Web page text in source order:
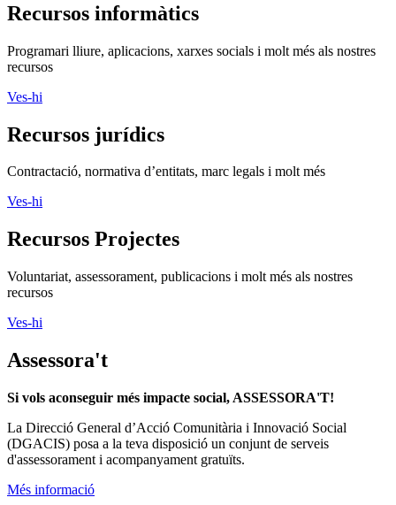
Recursos informàtics
Programari lliure, aplicacions, xarxes socials i molt més als nostres
recursos
Ves-hi
Recursos jurídics
Contractació, normativa d’entitats, marc legals i molt més
Ves-hi
Recursos Projectes
Voluntariat, assessorament, publicacions i molt més als nostres
recursos
Ves-hi
Assessora't
Si vols aconseguir més impacte social, ASSESSORA'T!
La Direcció General d’Acció Comunitària i Innovació Social
(DGACIS) posa a la teva disposició un conjunt de serveis
d'assessorament i acompanyament gratuïts.
Més informació